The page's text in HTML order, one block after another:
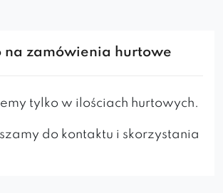
poszli o krok dalej, łącząc
do każdego typu wnętrza.
design sprawiają, że
dla tych, którzy chcą
na zamówienia hurtowe
tylko w ilościach hurtowych.
do kontaktu i skorzystania